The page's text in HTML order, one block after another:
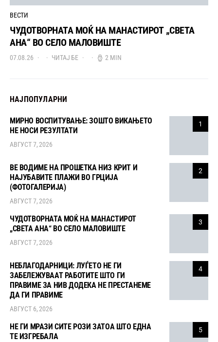
ВЕСТИ
ЧУДОТВОРНАТА МОЌ НА МАНАСТИРОТ „СВЕТА
АНА“ ВО СЕЛО МАЛОВИШТЕ
07.08.26 ЧИТАЈ БЕ 2 MIN
НАЈПОПУЛАРНИ
1
МИРНО ВОСПИТУВАЊЕ: ЗОШТО ВИКАЊЕТО
НЕ НОСИ РЕЗУЛТАТИ
АВГУСТ 7, 2026
2
ВЕ ВОДИМЕ НА ПРОШЕТКА НИЗ КРИТ И
НАЈУБАВИТЕ ПЛАЖИ ВО ГРЦИЈА
(ФОТОГАЛЕРИЈА)
АВГУСТ 7, 2026
3
ЧУДОТВОРНАТА МОЌ НА МАНАСТИРОТ
„СВЕТА АНА“ ВО СЕЛО МАЛОВИШТЕ
АВГУСТ 7, 2026
4
НЕБЛАГОДАРНИЦИ: ЛУЃЕТО НЕ ГИ
ЗАБЕЛЕЖУВААТ РАБОТИТЕ ШТО ГИ
ПРАВИМЕ ЗА НИВ ДОДЕКА НЕ ПРЕСТАНЕМЕ
ДА ГИ ПРАВИМЕ
АВГУСТ 6, 2026
5
НЕ ГИ МРАЗИ СИТЕ РОЗИ ЗАТОА ШТО ЕДНА
ТЕ ИЗГРЕБАЛА